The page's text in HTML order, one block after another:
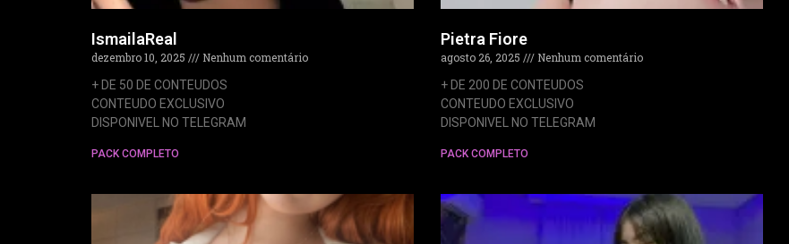
IsmailaReal
dezembro 10, 2025
Nenhum comentário
+ DE 50 DE CONTEUDOS
CONTEUDO EXCLUSIVO
DISPONIVEL NO TELEGRAM
PACK COMPLETO
Pietra Fiore
agosto 26, 2025
Nenhum comentário
+ DE 200 DE CONTEUDOS
CONTEUDO EXCLUSIVO
DISPONIVEL NO TELEGRAM
PACK COMPLETO